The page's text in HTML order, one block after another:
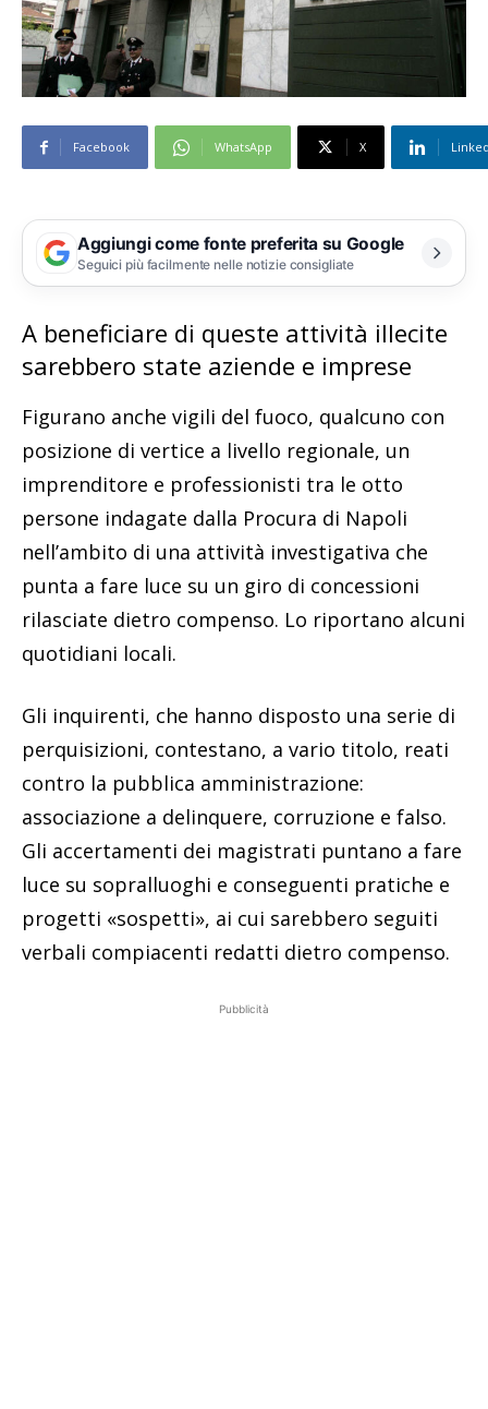
Facebook WhatsApp X
Aggiungi come fonte preferita su Google
Seguici più facilmente nelle notizie consigliate
A beneficiare di queste attività illecite
sarebbero state aziende e imprese
Figurano anche vigili del fuoco, qualcuno con
posizione di vertice a livello regionale, un
imprenditore e professionisti tra le otto
persone indagate dalla Procura di Napoli
nell’ambito di una attività investigativa che
punta a fare luce su un giro di concessioni
rilasciate dietro compenso. Lo riportano alcuni
quotidiani locali.
Gli inquirenti, che hanno disposto una serie di
perquisizioni, contestano, a vario titolo, reati
contro la pubblica amministrazione:
associazione a delinquere, corruzione e falso.
Gli accertamenti dei magistrati puntano a fare
luce su sopralluoghi e conseguenti pratiche e
progetti «sospetti», ai cui sarebbero seguiti
verbali compiacenti redatti dietro compenso.
Pubblicità